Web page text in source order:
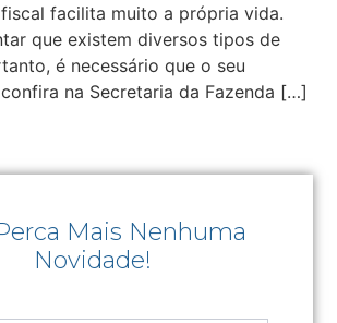
facilita muito a própria vida.
que existem diversos tipos de
é necessário que o seu
na Secretaria da Fazenda […]
Mais Nenhuma
Novidade!